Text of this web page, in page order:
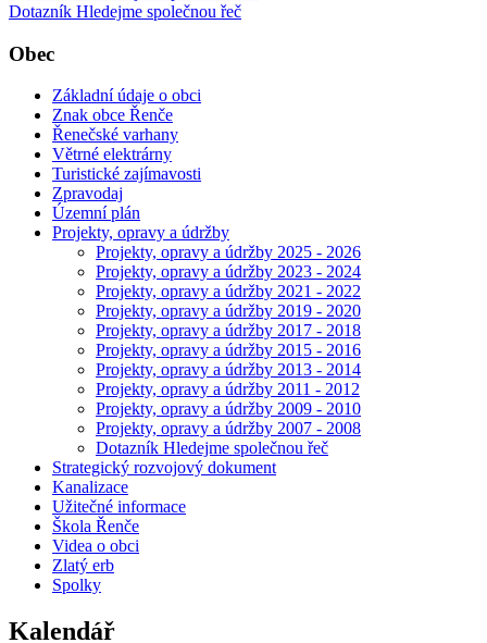
Dotazník Hledejme společnou řeč
Obec
Základní údaje o obci
Znak obce Řenče
Řenečské varhany
Větrné elektrárny
Turistické zajímavosti
Zpravodaj
Územní plán
Projekty, opravy a údržby
Projekty, opravy a údržby 2025 - 2026
Projekty, opravy a údržby 2023 - 2024
Projekty, opravy a údržby 2021 - 2022
Projekty, opravy a údržby 2019 - 2020
Projekty, opravy a údržby 2017 - 2018
Projekty, opravy a údržby 2015 - 2016
Projekty, opravy a údržby 2013 - 2014
Projekty, opravy a údržby 2011 - 2012
Projekty, opravy a údržby 2009 - 2010
Projekty, opravy a údržby 2007 - 2008
Dotazník Hledejme společnou řeč
Strategický rozvojový dokument
Kanalizace
Užitečné informace
Škola Řenče
Videa o obci
Zlatý erb
Spolky
Kalendář